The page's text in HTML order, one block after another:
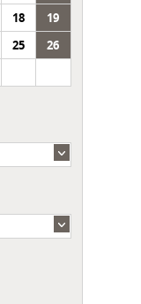
18
19
25
26